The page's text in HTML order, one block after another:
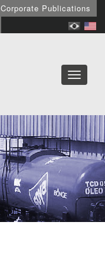
Corporate Publications